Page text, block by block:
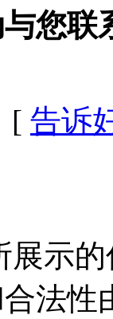
您联
[ 告诉
展示
法性